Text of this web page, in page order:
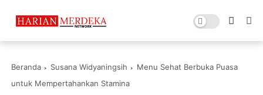
Beranda Susana Widyaningsih
Menu Sehat Berbuka Puasa
untuk Mempertahankan Stamina